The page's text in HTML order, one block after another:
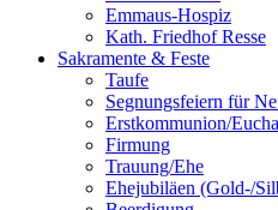
Emmaus-Hospiz
Kath. Friedhof Resse
Sakramente & Feste
Taufe
Segnungsfeiern für
Erstkommunion/
Firmung
Trauung/Ehe
Ehejubiläen (Gold-/